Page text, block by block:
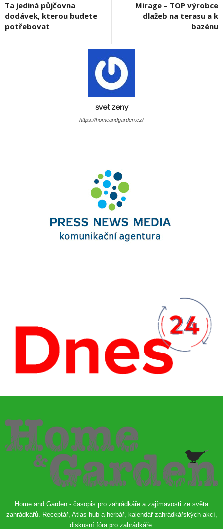
Ta jediná půjčovna
dodávek, kterou budete
potřebovat
Mirage – TOP výrobce
dlažeb na terasu a k
bazénu
svet zeny
https://homeandgarden.cz/
Home and Garden - časopis pro zahrádkáře a zajímavosti ze světa
zahrádkářů. Receptář, Atlas hub a herbář, kalendář zahrádkářských akcí,
diskusní fóra pro zahrádkáře.